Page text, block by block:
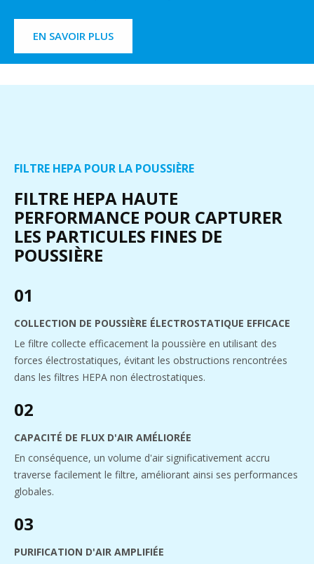
EN SAVOIR PLUS
FILTRE HEPA POUR LA POUSSIÈRE
FILTRE HEPA HAUTE
PERFORMANCE POUR CAPTURER
LES PARTICULES FINES DE
POUSSIÈRE
01
COLLECTION DE POUSSIÈRE ÉLECTROSTATIQUE EFFICACE
Le filtre collecte efficacement la poussière en utilisant des
forces électrostatiques, évitant les obstructions rencontrées
dans les filtres HEPA non électrostatiques.
02
CAPACITÉ DE FLUX D'AIR AMÉLIORÉE
En conséquence, un volume d'air significativement accru
traverse facilement le filtre, améliorant ainsi ses performances
globales.
03
PURIFICATION D'AIR AMPLIFIÉE